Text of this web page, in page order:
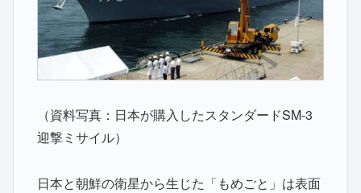
（資料写真：日本が購入したスタンダードSM-3
迎撃ミサイル）
日本と朝鮮の衛星から生じた「もめごと」は表面